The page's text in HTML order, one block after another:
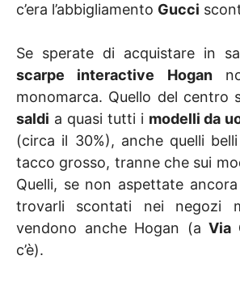
c’era l’abbigliamento Gucci
Se sperate di acquistare in
scarpe interactive
Hogan
monomarca. Quello del centro
saldi a quasi tutti i modelli da
(circa il 30%), anche quelli
tacco grosso, tranne che sui
Quelli, se non aspettate
trovarli scontati nei negozi
vendono anche Hogan (aVia
c’è).